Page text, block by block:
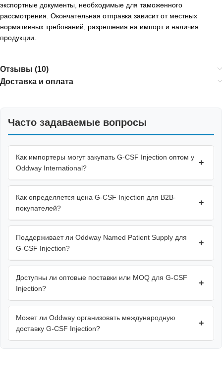
экспортные документы, необходимые для таможенного
рассмотрения. Окончательная отправка зависит от местных
нормативных требований, разрешения на импорт и наличия
продукции.
Отзывы (10)
Доставка и оплата
Часто задаваемые вопросы
Как импортеры могут закупать G-CSF Injection оптом у
Oddway International?
+
Как определяется цена G-CSF Injection для B2B-
покупателей?
+
Поддерживает ли Oddway Named Patient Supply для
G-CSF Injection?
+
Доступны ли оптовые поставки или MOQ для G-CSF
Injection?
+
Может ли Oddway организовать международную
доставку G-CSF Injection?
+